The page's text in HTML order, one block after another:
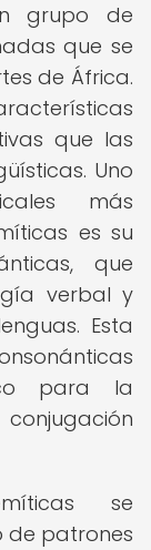
grupo de
que se
de África.
que las
Uno
más
es su
que
verbal y
Esta
para la
se
de patrones